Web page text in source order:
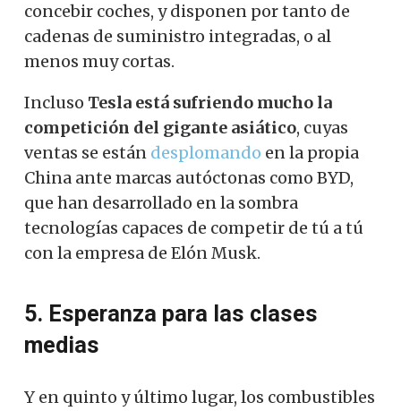
concebir coches, y disponen por tanto de
cadenas de suministro integradas, o al
menos muy cortas.
Incluso Tesla está sufriendo mucho la
competición del gigante asiático, cuyas
ventas se están desplomando en la propia
China ante marcas autóctonas como BYD,
que han desarrollado en la sombra
tecnologías capaces de competir de tú a tú
con la empresa de Elón Musk.
5. Esperanza para las clases
medias
Y en quinto y último lugar, los combustibles